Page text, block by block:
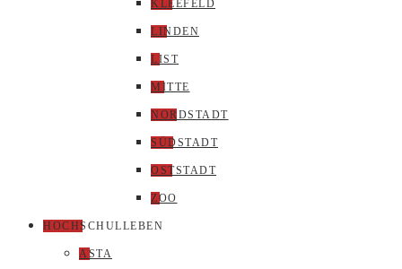
KLEEFELD
LINDEN
LIST
MITTE
NORDSTADT
SÜDSTADT
OSTSTADT
ZOO
HOCHSCHULLEBEN
ASTA